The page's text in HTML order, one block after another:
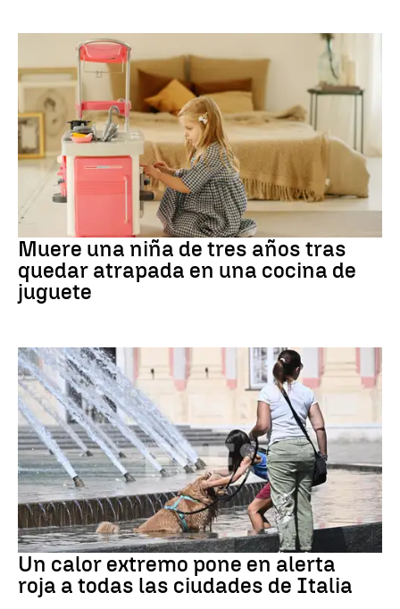
FLORIDA
Muere una niña de tres años tras
quedar atrapada en una cocina de
juguete
Calor extremo
Un calor extremo pone en alerta
roja a todas las ciudades de Italia